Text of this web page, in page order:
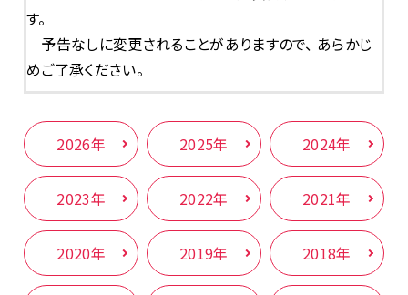
す。
予告なしに変更されることがありますので、 あらかじ
めご了承ください。
2026年 2025年 2024年
2023年 2022年 2021年
2020年 2019年 2018年